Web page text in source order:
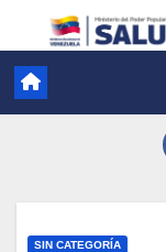
SIN CATEGORÍA